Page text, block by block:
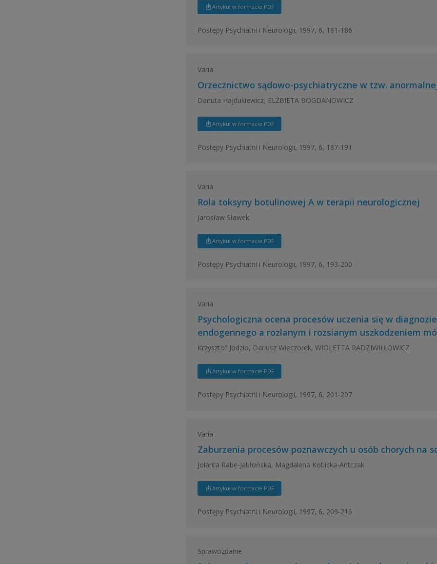
Artykuł w formacie PDF
Postępy Psychiatrii i Neurologii, 1997, 6, 181-186
Varia
Orzecznictwo sądowo-psychiatryczne w tzw.
Danuta Hajdukiewicz, ELŻBIETA BOGDANOWICZ
Artykuł w formacie PDF
Postępy Psychiatrii i Neurologii, 1997, 6, 187-191
Varia
Rola toksyny botulinowej A w terapii neurologicznej
Jarosław Sławek
Artykuł w formacie PDF
Postępy Psychiatrii i Neurologii, 1997, 6, 193-200
Varia
Psychologiczna ocena procesów uczenia się w
endogennego a rozlanym i rozsianym uszkodzeniem
Krzysztof Jodzio, Dariusz Wieczorek, WIOLETTA RADZIWIŁŁOWICZ
Artykuł w formacie PDF
Postępy Psychiatrii i Neurologii, 1997, 6, 201-207
Varia
Zaburzenia procesów poznawczych u osób chorych na
Jolanta Rabe-Jabłońska, Magdalena Kotlicka-Antczak
Artykuł w formacie PDF
Postępy Psychiatrii i Neurologii, 1997, 6, 209-216
Sprawozdanie